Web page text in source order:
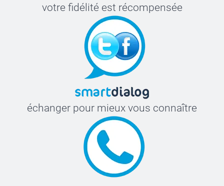
votre fidélité est récompensée
échanger pour mieux vous connaître